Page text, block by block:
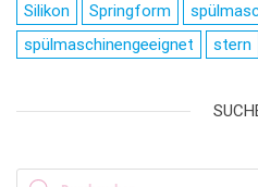
Silikon
Springform
spülmaschinengeeignet
stern
Products search